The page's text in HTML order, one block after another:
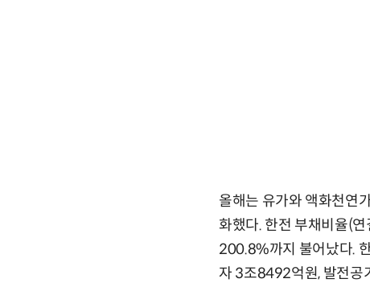
올해는 유가와 액화천연
화했다. 한전 부채비율(
200.8%까지 불어났다.
자 3조8492억원, 발전공